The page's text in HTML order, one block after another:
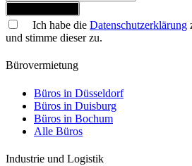
Ich habe die Datenschutzerklärung
und stimme dieser zu.
Bürovermietung
Büros in Düsseldorf
Büros in Duisburg
Büros in Bochum
Alle Büros
Industrie und Logistik